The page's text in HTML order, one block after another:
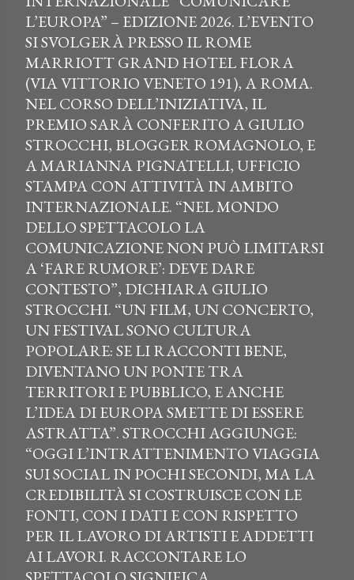
L’EUROPA” – EDIZIONE 2026. L’EVENTO
SI SVOLGERÀ PRESSO IL ROME
MARRIOTT GRAND HOTEL FLORA
(VIA VITTORIO VENETO 191), A ROMA.
NEL CORSO DELL’INIZIATIVA, IL
PREMIO SARÀ CONFERITO A GIULIO
STROCCHI, BLOGGER ROMAGNOLO, E
A MARIANNA PIGNATELLI, UFFICIO
STAMPA CON ATTIVITÀ IN AMBITO
INTERNAZIONALE. “NEL MONDO
DELLO SPETTACOLO LA
COMUNICAZIONE NON PUÒ LIMITARSI
A ‘FARE RUMORE’: DEVE DARE
CONTESTO”, DICHIARA GIULIO
STROCCHI. “UN FILM, UN CONCERTO,
UN FESTIVAL SONO CULTURA
POPOLARE: SE LI RACCONTI BENE,
DIVENTANO UN PONTE TRA
TERRITORI E PUBBLICO, E ANCHE
L’IDEA DI EUROPA SMETTE DI ESSERE
ASTRATTA”. STROCCHI AGGIUNGE:
“OGGI L’INTRATTENIMENTO VIAGGIA
SUI SOCIAL IN POCHI SECONDI, MA LA
CREDIBILITÀ SI COSTRUISCE CON LE
FONTI, CON I DATI E CON RISPETTO
PER IL LAVORO DI ARTISTI E ADDETTI
AI LAVORI. RACCONTARE LO